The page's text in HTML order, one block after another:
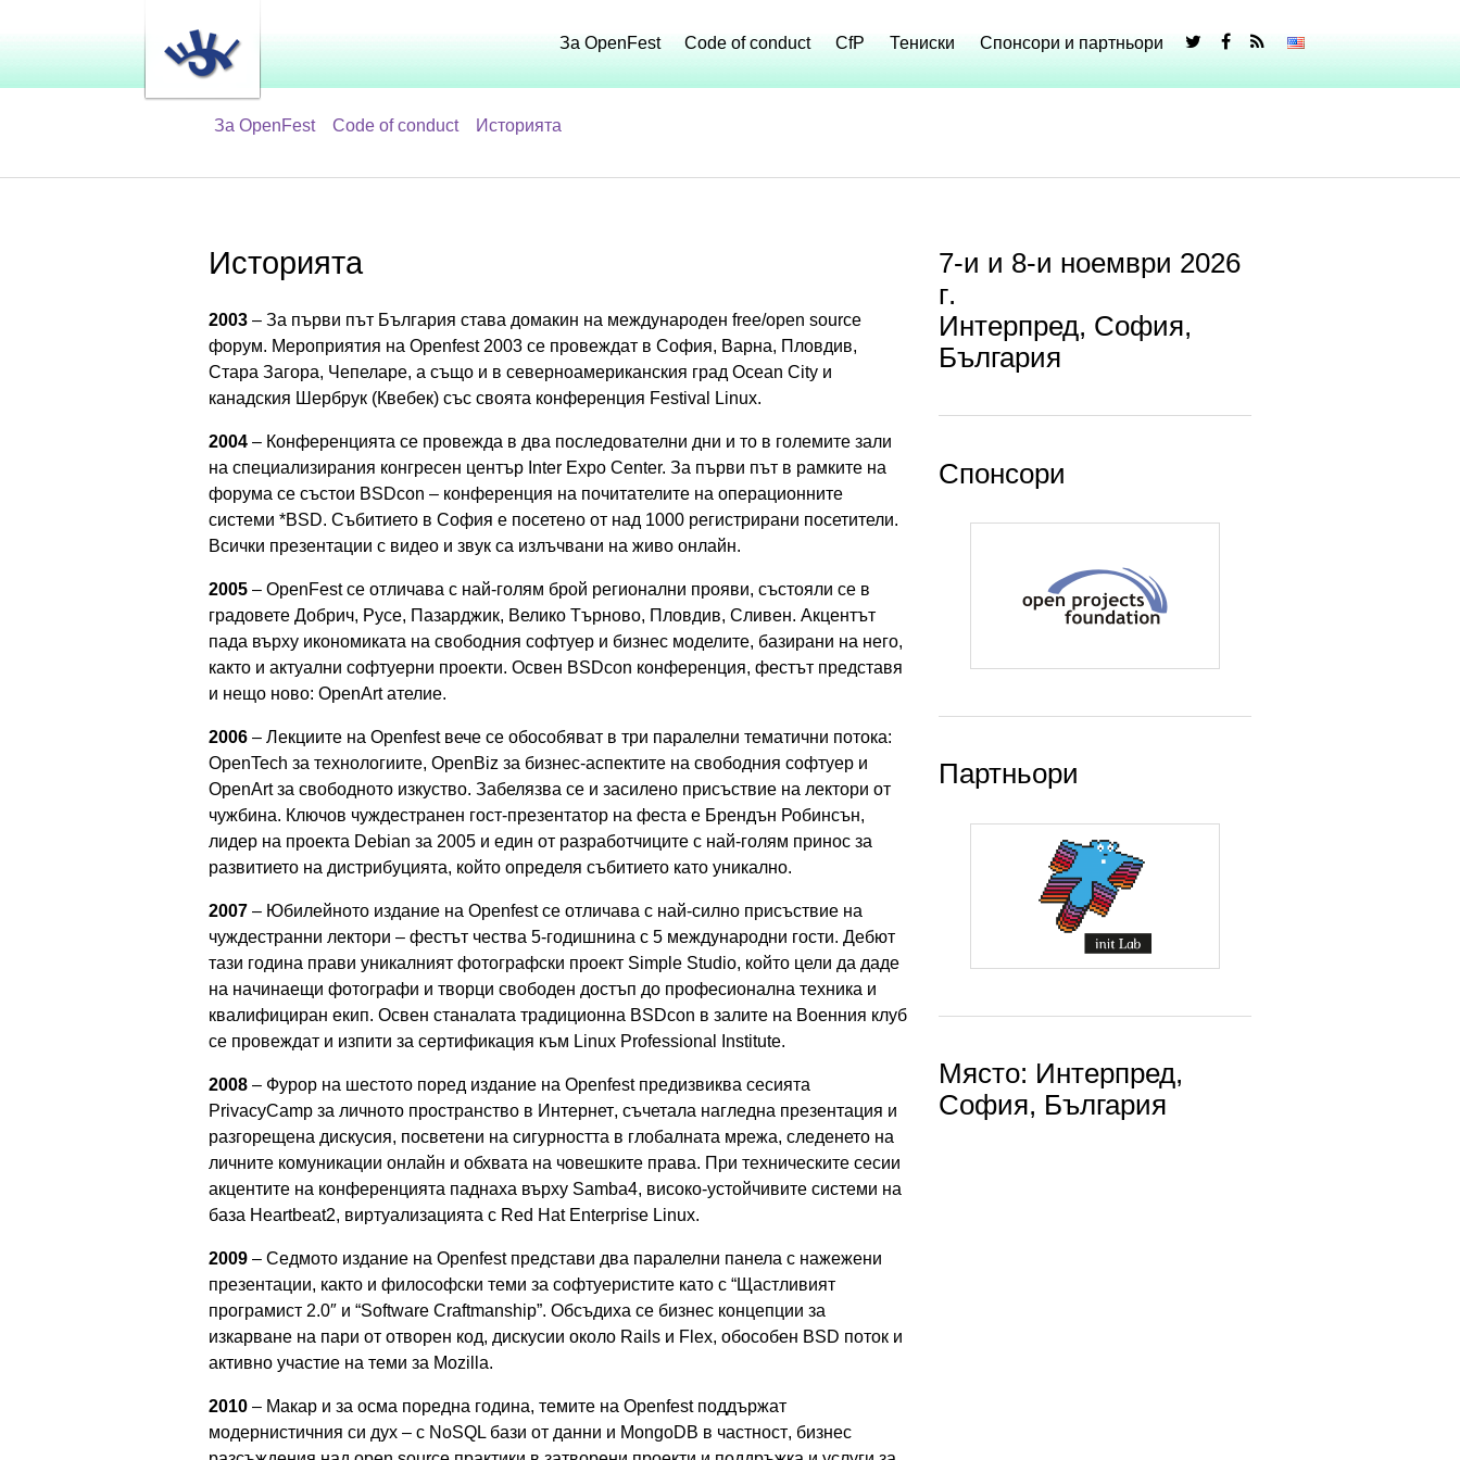
За OpenFest Code of conduct CfP Тениски Спонсори и партньори
За OpenFest Code of conduct Историята
Историята
2003 – За първи път България става домакин на международен free/open source
форум. Мероприятия на Openfest 2003 се провеждат в София, Варна, Пловдив,
Стара Загора, Чепеларе, а също и в северноамериканския град Ocean City и
канадския Шербрук (Квебек) със своята конференция Festival Linux.
2004 – Конференцията се провежда в два последователни дни и то в големите зали
на специализирания конгресен център Inter Expo Center. За първи път в рамките на
форума се състои BSDcon – конференция на почитателите на операционните
системи *BSD. Събитието в София е посетено от над 1000 регистрирани посетители.
Всички презентации с видео и звук са излъчвани на живо онлайн.
2005 – OpenFest се отличава с най-голям брой регионални прояви, състояли се в
градовете Добрич, Русе, Пазарджик, Велико Търново, Пловдив, Сливен. Акцентът
пада върху икономиката на свободния софтуер и бизнес моделите, базирани на него,
както и актуални софтуерни проекти. Освен BSDcon конференция, фестът представя
и нещо ново: OpenArt ателие.
2006 – Лекциите на Openfest вече се обособяват в три паралелни тематични потока:
OpenTech за технологиите, OpenBiz за бизнес-аспектите на свободния софтуер и
OpenArt за свободното изкуство. Забелязва се и засилено присъствие на лектори от
чужбина. Ключов чуждестранен гост-презентатор на феста е Брендън Робинсън,
лидер на проекта Debian за 2005 и един от разработчиците с най-голям принос за
развитието на дистрибуцията, който определя събитието като уникално.
2007 – Юбилейното издание на Openfest се отличава с най-силно присъствие на
чуждестранни лектори – фестът чества 5-годишнина с 5 международни гости. Дебют
тази година прави уникалният фотографски проект Simple Studio, който цели да даде
на начинаещи фотографи и творци свободен достъп до професионална техника и
квалифициран екип. Освен станалата традиционна BSDcon в залите на Военния клуб
се провеждат и изпити за сертификация към Linux Professional Institute.
2008 – Фурор на шестото поред издание на Openfest предизвиква сесията
PrivacyCamp за личното пространство в Интернет, съчетала нагледна презентация и
разгорещена дискусия, посветени на сигурността в глобалната мрежа, следенето на
личните комуникации онлайн и обхвата на човешките права. При техническите сесии
акцентите на конференцията паднаха върху Samba4, високо-устойчивите системи на
база Heartbeat2, виртуализацията с Red Hat Enterprise Linux.
2009 – Седмото издание на Openfest представи два паралелни панела с нажежени
презентации, както и философски теми за софтуеристите като с “Щастливият
програмист 2.0″ и “Software Craftmanship”. Обсъдиха се бизнес концепции за
изкарване на пари от отворен код, дискусии около Rails и Flex, обособен BSD поток и
активно участие на теми за Mozilla.
2010 – Макар и за осма поредна година, темите на Openfest поддържат
модернистичния си дух – с NoSQL бази от данни и MongoDB в частност, бизнес
7-и и 8-и ноември 2026
г.
Интерпред, София,
България
Спонсори
Партньори
Място: Интерпред,
София, България